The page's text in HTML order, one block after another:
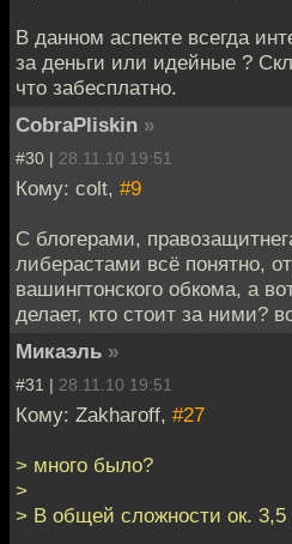
В данном аспекте всегда
за деньги или идейные ?
что забесплатно.
CobraPliskin »
#30 | 28.11.10 19:51
Кому: colt, #9
С блогерами,
либерастами всё понятно,
вашингтонского обкома, а
делает, кто стоит за ними?
Микаэль »
#31 | 28.11.10 19:51
Кому: Zakharoff, #27
> много было?
>
> В общей сложности ок. 3,5